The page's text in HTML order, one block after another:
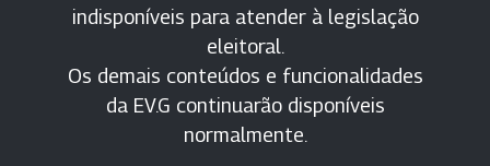
indisponíveis para atender à legislação
eleitoral.
Os demais conteúdos e funcionalidades
da EV.G continuarão disponíveis
normalmente.